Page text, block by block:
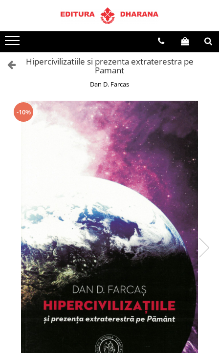
Terapii
Dietoterapie
Hipercivilizatiile si prezenta extraterestra pe
Pamant
Dan D. Farcas
-10%